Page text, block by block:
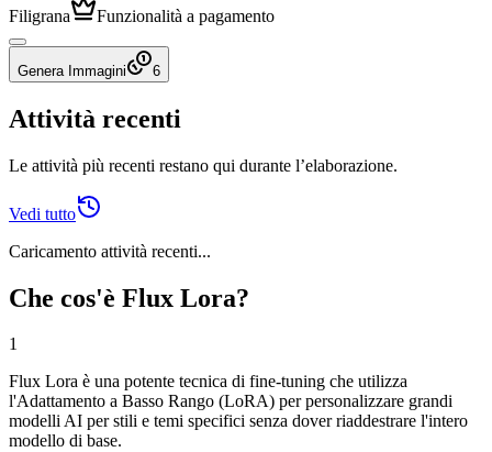
Filigrana
Funzionalità a pagamento
Genera Immagini 6
Attività recenti
Le attività più recenti restano qui durante l’elaborazione.
Vedi tutto
Caricamento attività recenti...
Che cos'è Flux Lora?
1
Flux Lora è una potente tecnica di fine-tuning che utilizza
l'Adattamento a Basso Rango (LoRA) per personalizzare grandi
modelli AI per stili e temi specifici senza dover riaddestrare l'intero
modello di base.